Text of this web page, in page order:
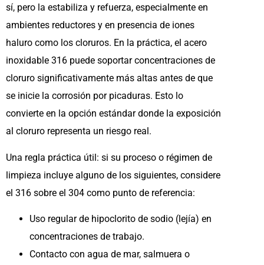
sí, pero la estabiliza y refuerza, especialmente en
ambientes reductores y en presencia de iones
haluro como los cloruros. En la práctica, el acero
inoxidable 316 puede soportar concentraciones de
cloruro significativamente más altas antes de que
se inicie la corrosión por picaduras. Esto lo
convierte en la opción estándar donde la exposición
al cloruro representa un riesgo real.
Una regla práctica útil: si su proceso o régimen de
limpieza incluye alguno de los siguientes, considere
el 316 sobre el 304 como punto de referencia:
Uso regular de hipoclorito de sodio (lejía) en
concentraciones de trabajo.
Contacto con agua de mar, salmuera o